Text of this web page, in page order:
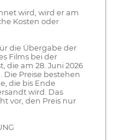
wird, wird er am
Kosten oder
die Übergabe der
Films bei der
die am 28. Juni 2026
Preise bestehen
die bis Ende
wird. Das
vor, den Preis nur